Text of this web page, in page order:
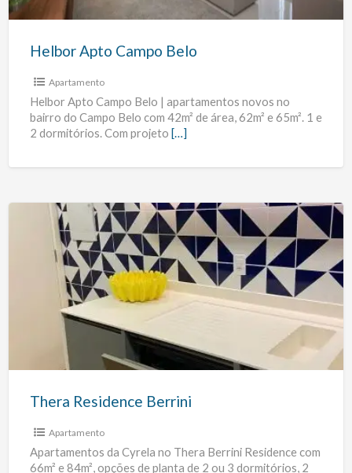
Helbor Apto Campo Belo
Apartamento
Helbor Apto Campo Belo | apartamentos novos no
bairro do Campo Belo com 42m² de área, 62m² e 65m². 1 e
2 dormitórios. Com projeto […]
Residence
Thera Residence Berrini
Apartamento
Apartamentos da Cyrela no Thera Berrini Residence com
66m² e 84m², opções de planta de 2 ou 3 dormitórios, 2